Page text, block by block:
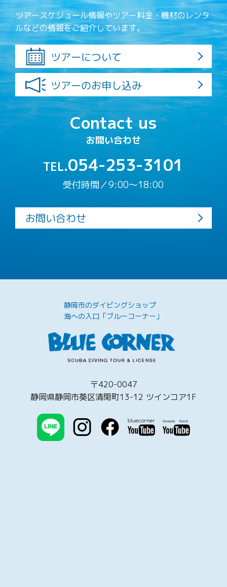
ツアースケジュール情報やツアー料金・機材のレンタ
ルなどの情報をご紹介しています。
ツアーについて
ツアーのお申し込み
Contact us
お問い合わせ
TEL.054-253-3101
受付時間／9:00〜18:00
お問い合わせ
静岡市のダイビングショップ
海への入口「ブルーコーナー」
〒420-0047
静岡県静岡市葵区清閑町13-12 ツインコア1F